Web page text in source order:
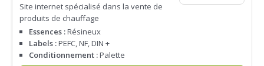
Site internet spécialisé dans la vente de
produits de chauffage
Essences :Résineux
Labels :PEFC, NF, DIN +
Conditionnement :Palette